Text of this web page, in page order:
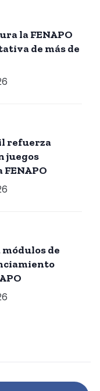
la FENAPO
de más de
refuerza
juegos
FENAPO
de